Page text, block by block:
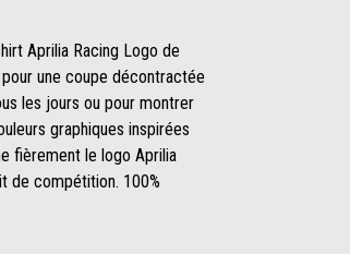
Aprilia Racing Logo de
une coupe décontractée
les jours ou pour montrer
graphiques inspirées
fièrement le logo Aprilia
de compétition. 100%